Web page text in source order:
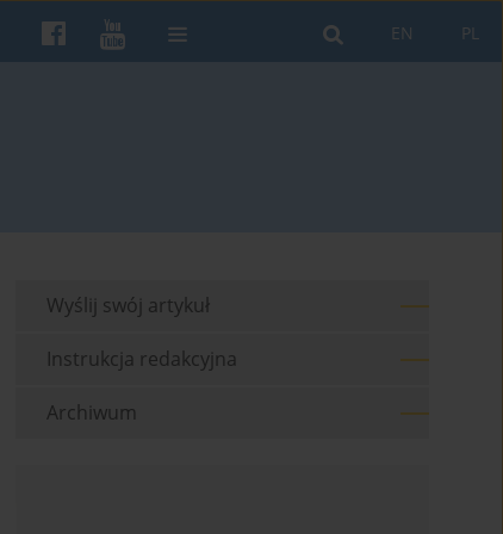
PL
EN
Wyślij swój artykuł
Instrukcja redakcyjna
Archiwum